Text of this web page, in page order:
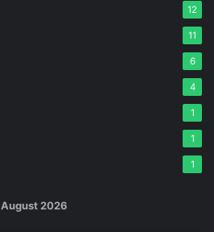
12
11
6
4
1
1
1
August 2026